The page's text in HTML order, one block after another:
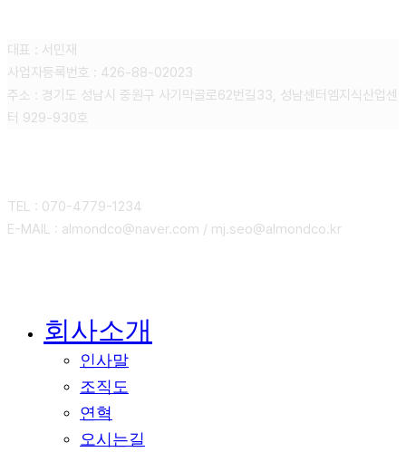
대표 : 서민재
사업자등록번호 : 426-88-02023
주소 : 경기도 성남시 중원구 사기막골로62번길33, 성남센터엠지식산업센
터 929-930호
TEL : 070-4779-1234
E-MAIL : almondco@naver.com / mj.seo@almondco.kr
회사소개
인사말
조직도
연혁
오시는길